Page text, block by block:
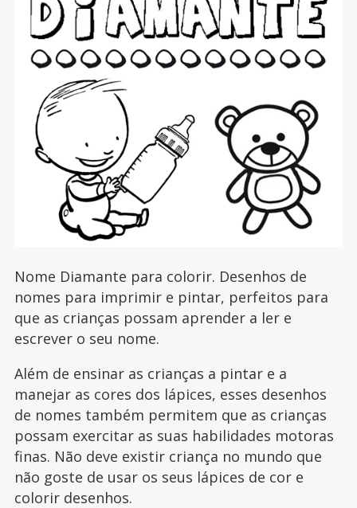
Nome Diamante para colorir. Desenhos de
nomes para imprimir e pintar, perfeitos para
que as crianças possam aprender a ler e
escrever o seu nome.
Além de ensinar as crianças a pintar e a
manejar as cores dos lápices, esses desenhos
de nomes também permitem que as crianças
possam exercitar as suas habilidades motoras
finas. Não deve existir criança no mundo que
não goste de usar os seus lápices de cor e
colorir desenhos.